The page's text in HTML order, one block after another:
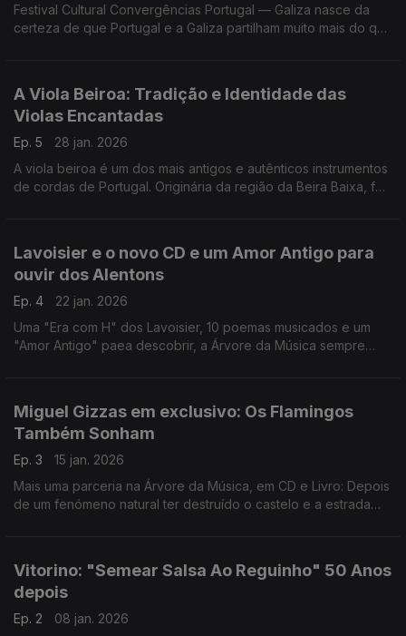
Festival Cultural Convergências Portugal — Galiza nasce da
certeza de que Portugal e a Galiza partilham muito mais do que
A Viola Beiroa: Tradição e Identidade das
Violas Encantadas
Ep. 5
28 jan. 2026
A viola beiroa é um dos mais antigos e autênticos instrumentos
de cordas de Portugal. Originária da região da Beira Baixa, foi
Lavoisier e o novo CD e um Amor Antigo para
ouvir dos Alentons
Ep. 4
22 jan. 2026
Uma "Era com H" dos Lavoisier, 10 poemas musicados e um
"Amor Antigo" paea descobrir, a Árvore da Música sempre
Miguel Gizzas em exclusivo: Os Flamingos
Também Sonham
Ep. 3
15 jan. 2026
Mais uma parceria na Árvore da Música, em CD e Livro: Depois
de um fenómeno natural ter destruído o castelo e a estrada
Vitorino: "Semear Salsa Ao Reguinho" 50 Anos
depois
Ep. 2
08 jan. 2026